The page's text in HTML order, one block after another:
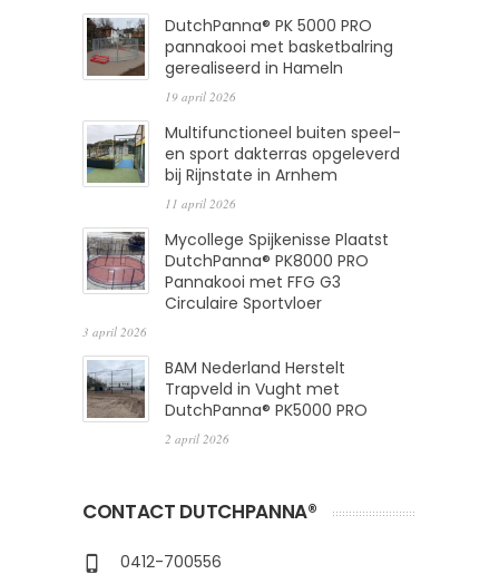
DutchPanna® PK 5000 PRO
pannakooi met basketbalring
gerealiseerd in Hameln
19 april 2026
Multifunctioneel buiten speel-
en sport dakterras opgeleverd
bij Rijnstate in Arnhem
11 april 2026
Mycollege Spijkenisse Plaatst
DutchPanna® PK8000 PRO
Pannakooi met FFG G3
Circulaire Sportvloer
3 april 2026
BAM Nederland Herstelt
Trapveld in Vught met
DutchPanna® PK5000 PRO
2 april 2026
CONTACT DUTCHPANNA®
0412-700556